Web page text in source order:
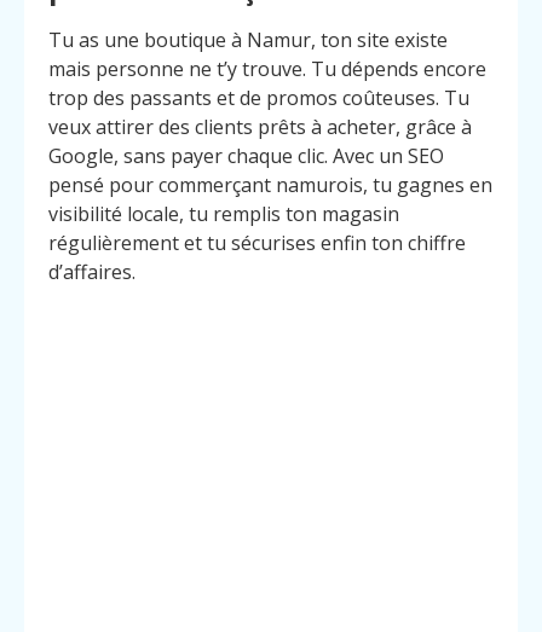
Tu as une boutique à Namur, ton site existe
mais personne ne t’y trouve. Tu dépends encore
trop des passants et de promos coûteuses. Tu
veux attirer des clients prêts à acheter, grâce à
Google, sans payer chaque clic. Avec un SEO
pensé pour commerçant namurois, tu gagnes en
visibilité locale, tu remplis ton magasin
régulièrement et tu sécurises enfin ton chiffre
d’affaires.